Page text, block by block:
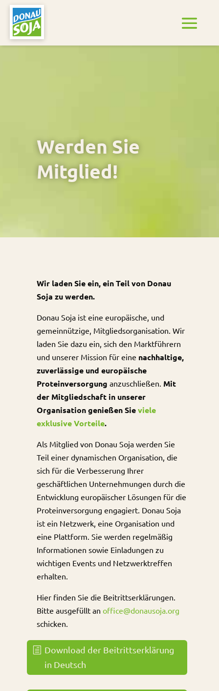
Werden Sie
Mitglied!
Wir laden Sie ein, ein Teil von Donau
Soja zu werden.
Donau Soja ist eine europäische, und
gemeinnützige, Mitgliedsorganisation. Wir
laden Sie dazu ein, sich den Marktführern
und unserer Mission für eine nachhaltige,
zuverlässige und europäische
Proteinversorgung anzuschließen. Mit
der Mitgliedschaft in unserer
Organisation genießen Sieviele
exklusive Vorteile.
Als Mitglied von Donau Soja werden Sie
Teil einer dynamischen Organisation, die
sich für die Verbesserung Ihrer
geschäftlichen Unternehmungen durch die
Entwicklung europäischer Lösungen für die
Proteinversorgung engagiert. Donau Soja
ist ein Netzwerk, eine Organisation und
eine Plattform. Sie werden regelmäßig
Informationen sowie Einladungen zu
wichtigen Events und Netzwerktreffen
erhalten.
Hier finden Sie die Beitrittserklärungen.
Bitte ausgefüllt an office@donausoja.org
schicken.
Download der Beitrittserklärung
in Deutsch